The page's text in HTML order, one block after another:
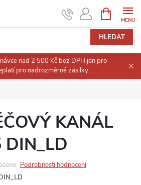
HLEDAT
NÁKUPNÍ
KOŠÍK
nad 2 500 Kč bez DPH jen pro
pro nadrozměrné zásilky.
KANÁL
DIN_LD
Podrobnosti hodnocení